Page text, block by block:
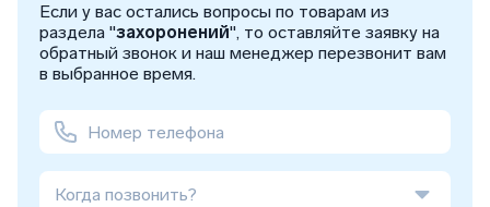
Если у вас остались вопросы по товарам из
раздела "захоронений", то оставляйте заявку на
обратный звонок и наш менеджер перезвонит вам
в выбранное время.
Когда позвонить?